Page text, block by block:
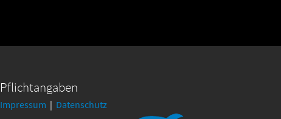
Pflichtangaben
Impressum | Datenschutz